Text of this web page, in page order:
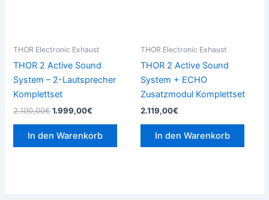
THOR Electronic Exhaust
THOR 2 Active Sound
System – 2-Lautsprecher
Komplettset
2.100,00€1.999,00€
In den Warenkorb
THOR Electronic Exhaust
THOR 2 Active Sound
System + ECHO
Zusatzmodul Komplettset
2.119,00€
In den Warenkorb